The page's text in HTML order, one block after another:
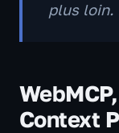
plus loin.
Context